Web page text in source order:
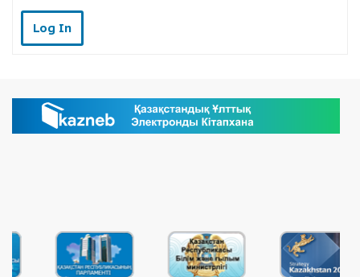
Log In